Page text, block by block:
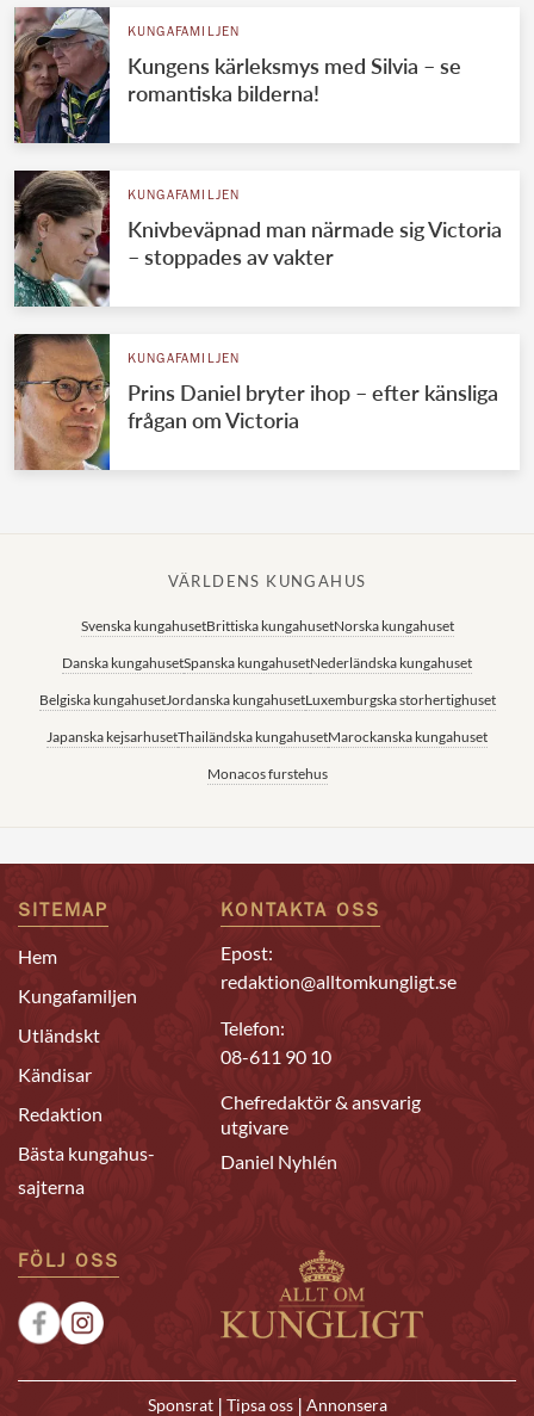
KUNGAFAMILJEN
Kungens kärleksmys med Silvia – se
romantiska bilderna!
KUNGAFAMILJEN
Knivbeväpnad man närmade sig Victoria
– stoppades av vakter
KUNGAFAMILJEN
Prins Daniel bryter ihop – efter känsliga
frågan om Victoria
VÄRLDENS KUNGAHUS
Svenska kungahusetBrittiska kungahusetNorska kungahuset
Danska kungahusetSpanska kungahusetNederländska kungahuset
Belgiska kungahusetJordanska kungahusetLuxemburgska storhertighuset
Japanska kejsarhusetThailändska kungahusetMarockanska kungahuset
Monacos furstehus
SITEMAP
Hem
Kungafamiljen
Utländskt
Kändisar
Redaktion
Bästa kungahus-
sajterna
KONTAKTA OSS
Epost:
redaktion@alltomkungligt.se
Telefon:
08-611 90 10
Chefredaktör & ansvarig
utgivare
Daniel Nyhlén
FÖLJ OSS
Sponsrat | Tipsa oss | Annonsera